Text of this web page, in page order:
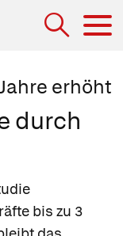
erhöht
durch
bis zu 3